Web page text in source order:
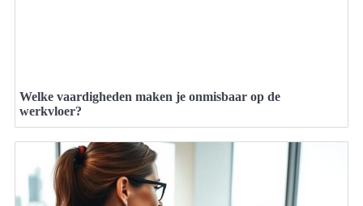
Welke vaardigheden maken je onmisbaar op de
werkvloer?